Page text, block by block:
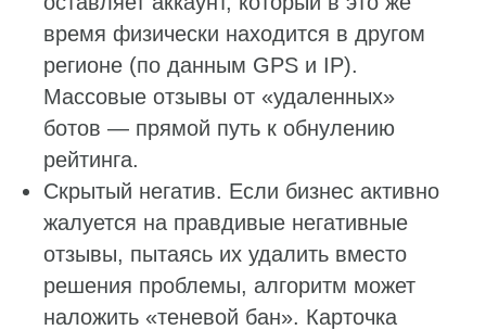
время физически находится в другом
регионе (по данным GPS и IP).
Массовые отзывы от «удаленных»
ботов — прямой путь к обнулению
рейтинга.
Скрытый негатив. Если бизнес активно
жалуется на правдивые негативные
отзывы, пытаясь их удалить вместо
решения проблемы, алгоритм может
наложить «теневой бан». Карточка